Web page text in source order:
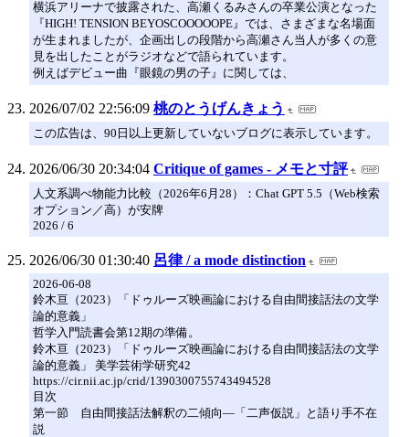
横浜アリーナで披露された、高瀬くるみさんの卒業公演となった
『HIGH! TENSION BEYOSCOOOOOPE』では、さまざまな名場面
が生まれましたが、企画出しの段階から高瀬さん当人が多くの意
見を出したことがラジオなどで語られています。
例えばデビュー曲『眼鏡の男の子』に関しては、
2026/07/02 22:56:09 桃のとうげんきょう
この広告は、90日以上更新していないブログに表示しています。
2026/06/30 20:34:04 Critique of games - メモと寸評
人文系調べ物能力比較（2026年6月28）：Chat GPT 5.5（Web検索
オプション／高）が安牌
2026 / 6
2026/06/30 01:30:40 呂律 / a mode distinction
2026-06-08
鈴木亘（2023）「ドゥルーズ映画論における自由間接話法の文学
論的意義」
哲学入門読書会第12期の準備。
鈴木亘（2023）「ドゥルーズ映画論における自由間接話法の文学
論的意義」 美学芸術学研究42
https://cir.nii.ac.jp/crid/1390300755743494528
目次
第一節 自由間接話法解釈の二傾向―「二声仮説」と語り手不在
説